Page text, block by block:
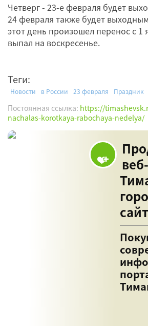
Четверг - 23-е февраля будет
24 февраля также будет
этот день произошел перенос с 1
выпал на воскресенье.
Теги:
Новости в России 23 февраля Праздник
Постоянная ссылка: https://
nachalas-korotkaya-rabochaya-nedelya/
сайт